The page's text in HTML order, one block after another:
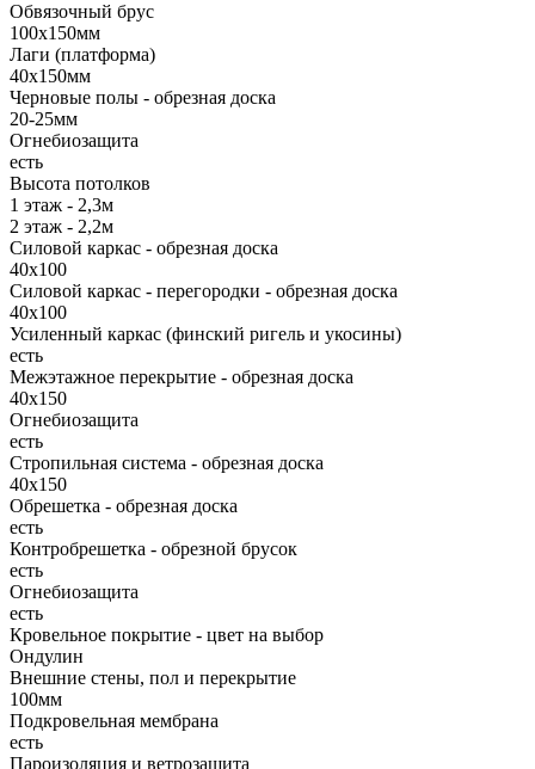
Обвязочный брус
100х150мм
Лаги (платформа)
40х150мм
Черновые полы - обрезная доска
20-25мм
Огнебиозащита
есть
Высота потолков
1 этаж - 2,3м
2 этаж - 2,2м
Силовой каркас - обрезная доска
40х100
Силовой каркас - перегородки - обрезная доска
40х100
Усиленный каркас (финский ригель и укосины)
есть
Межэтажное перекрытие - обрезная доска
40х150
Огнебиозащита
есть
Стропильная система - обрезная доска
40х150
Обрешетка - обрезная доска
есть
Контробрешетка - обрезной брусок
есть
Огнебиозащита
есть
Кровельное покрытие - цвет на выбор
Ондулин
Внешние стены, пол и перекрытие
100мм
Подкровельная мембрана
есть
Пароизоляция и ветрозащита